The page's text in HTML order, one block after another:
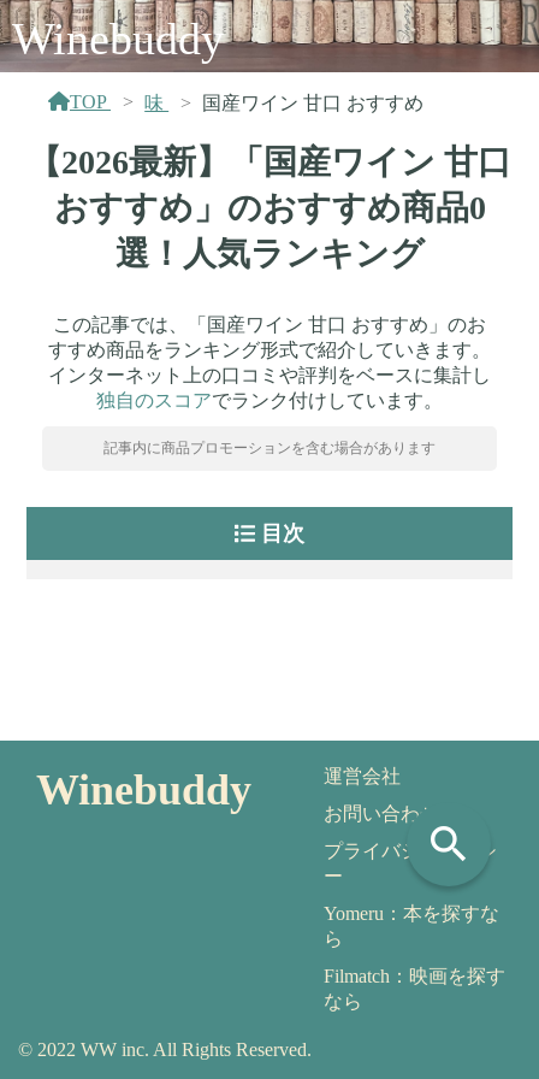
Winebuddy
TOP 味 国産ワイン 甘口 おすすめ
【2026最新】「国産ワイン 甘口
おすすめ」のおすすめ商品0
選！人気ランキング
この記事では、「国産ワイン 甘口 おすすめ」のお
すすめ商品をランキング形式で紹介していきます。
インターネット上の口コミや評判をベースに集計し
独自のスコアでランク付けしています。
記事内に商品プロモーションを含む場合があります
目次
search
Winebuddy
運営会社
お問い合わせ
プライバシーポリシ
ー
Yomeru：本を探すな
ら
Filmatch：映画を探す
なら
© 2022 WW inc. All Rights Reserved.